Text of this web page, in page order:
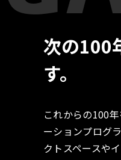
次の100
す。
これからの100
ーションプログ
クトスペースや